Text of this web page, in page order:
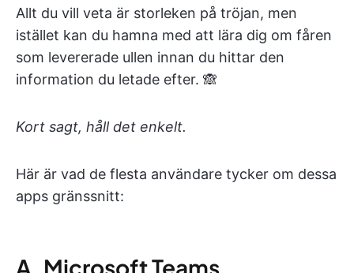
Allt du vill veta är storleken på tröjan, men
istället kan du hamna med att lära dig om fåren
som levererade ullen innan du hittar den
information du letade efter. 🙈
Kort sagt, håll det enkelt.
Här är vad de flesta användare tycker om dessa
apps gränssnitt:
A. Microsoft Teams